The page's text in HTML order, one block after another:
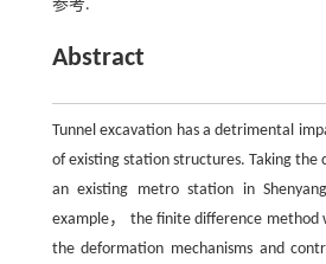
参考.
Abstract
Tunnel excavation has a detrimental
of existing station structures. Taking the
an existing metro station in
example， the finite difference method
the deformation mechanisms and